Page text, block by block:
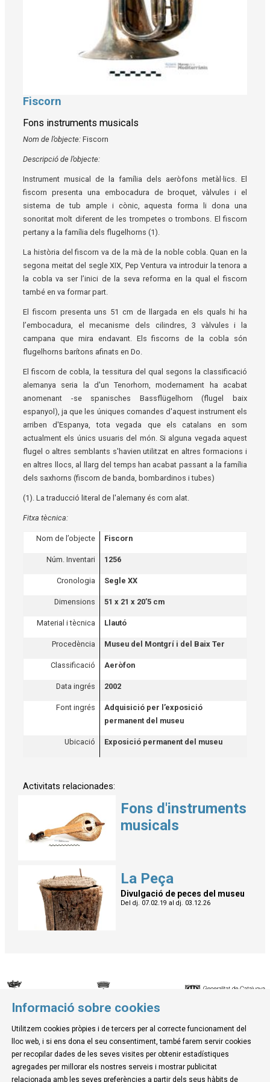
Diapositiva 1 de 1
Fiscorn
Fons instruments musicals
Nom de l’objecte: Fiscorn
Descripció de l’objecte:
Instrument musical de la família dels aeròfons metàl·lics. El
fiscorn presenta una embocadura de broquet, vàlvules i el
sistema de tub ample i cònic, aquesta forma li dona una
sonoritat molt diferent de les trompetes o trombons. El fiscorn
pertany a la família dels flugelhorns (1).
La història del fiscorn va de la mà de la noble cobla. Quan en la
segona meitat del segle XIX, Pep Ventura va introduir la tenora a
la cobla va ser l’inici de la seva reforma en la qual el fiscorn
també en va formar part.
El fiscorn presenta uns 51 cm de llargada en els quals hi ha
l’embocadura, el mecanisme dels cilindres, 3 vàlvules i la
campana que mira endavant. Els fiscorns de la cobla són
flugelhorns barítons afinats en Do.
El fiscorn de cobla, la tessitura del qual segons la classificació
alemanya seria la d'un Tenorhorn, modernament ha acabat
anomenant -se spanisches Bassflügelhorn (flugel baix
espanyol), ja que les úniques comandes d'aquest instrument els
arriben d'Espanya, tota vegada que els catalans en som
actualment els únics usuaris del món. Si alguna vegada aquest
flugel o altres semblants s'havien utilitzat en altres formacions i
en altres llocs, al llarg del temps han acabat passant a la família
dels saxhorns (fiscorn de banda, bombardinos i tubes)
(1). La traducció literal de l'alemany és corn alat.
Fitxa tècnica:
Nom de l’objecte Fiscorn
Núm. Inventari 1256
Cronologia Segle XX
Dimensions 51 x 21 x 20’5 cm
Material i tècnica Llautó
Procedència Museu del Montgrí i del Baix Ter
Classificació Aeròfon
Data ingrés 2002
Font ingrés
Adquisició per l’exposició
permanent del museu
Ubicació Exposició permanent del museu
Activitats relacionades:
Fons d'instruments
musicals
La Peça
Divulgació de peces del museu
Del dj. 07.02.19 al dj. 03.12.26
© Museu de la Mediterrània
C. d'Ullà, 27-31 | 17257 Torroella de Montgrí
Tel. 972 755 180 a/e: info@museudelamediterrania.cat
Informació sobre cookies
Utilitzem cookies pròpies i de tercers per al correcte funcionament del
lloc web, i si ens dona el seu consentiment, també farem servir cookies
per recopilar dades de les seves visites per obtenir estadístiques
agregades per millorar els nostres serveis i mostrar publicitat
relacionada amb les seves preferències a partir dels seus hàbits de